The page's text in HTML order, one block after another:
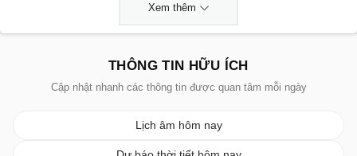
Xem thêm
THÔNG TIN HỮU ÍCH
Cập nhật nhanh các thông tin được quan tâm mỗi ngày
Lịch âm hôm nay